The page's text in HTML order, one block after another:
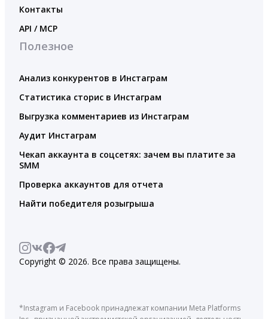
Контакты
API / MCP
Полезное
Анализ конкурентов в Инстаграм
Статистика сторис в Инстаграм
Выгрузка комментариев из Инстаграм
Аудит Инстаграм
Чекап аккаунта в соцсетях: зачем вы платите за
SMM
Проверка аккаунтов для отчета
Найти победителя розыгрыша
Copyright © 2026. Все права защищены.
*Instagram и Facebook принадлежат компании Meta Platforms